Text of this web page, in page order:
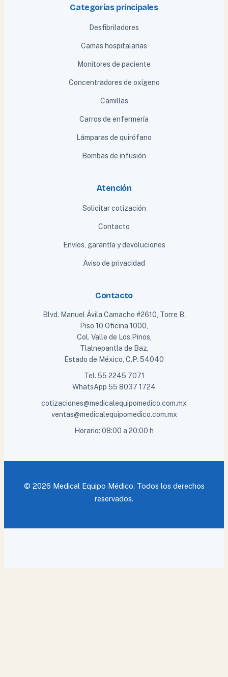
Categorías principales
Desfibriladores
Camas hospitalarias
Monitores de paciente
Concentradores de oxígeno
Camillas
Carros de enfermería
Lámparas de quirófano
Bombas de infusión
Atención
Solicitar cotización
Contacto
Envíos, garantía y devoluciones
Aviso de privacidad
Contacto
Blvd. Manuel Ávila Camacho #2610, Torre B,
Piso 10 Oficina 1000,
Col. Valle de Los Pinos,
Tlalnepantla de Baz,
Estado de México, C.P. 54040
Tel. 55 2245 7071
WhatsApp 55 8037 1724
cotizaciones@medicalequipomedico.com.mx
ventas@medicalequipomedico.com.mx
Horario: 08:00 a 20:00 h
© 2026 Medical Equipo Médico. Todos los derechos
reservados.